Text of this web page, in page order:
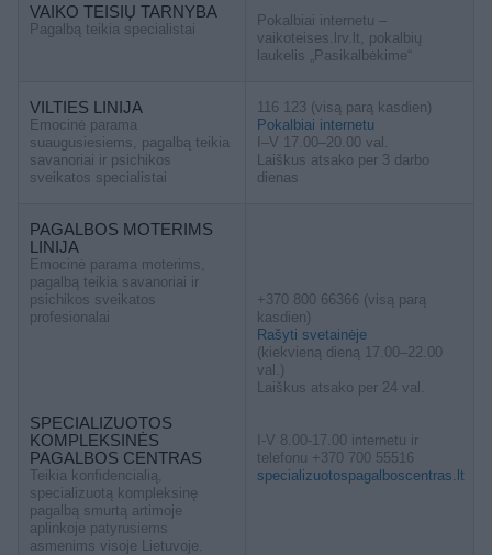
VAIKO TEISIŲ TARNYBA
Pagalbą teikia specialistai
Pokalbiai internetu –
vaikoteises.lrv.lt, pokalbių
laukelis „Pasikalbėkime“
VILTIES LINIJA
Emocinė parama
suaugusiesiems, pagalbą teikia
savanoriai ir psichikos
sveikatos specialistai
116 123 (visą parą kasdien)
Pokalbiai internetu
I–V 17.00–20.00 val.
Laiškus atsako per 3 darbo
dienas
PAGALBOS MOTERIMS
LINIJA
Emocinė parama moterims,
pagalbą teikia savanoriai ir
psichikos sveikatos
profesionalai
SPECIALIZUOTOS
KOMPLEKSINĖS
PAGALBOS CENTRAS
Teikia konfidencialią,
specializuotą kompleksinę
pagalbą smurtą artimoje
aplinkoje patyrusiems
asmenims visoje Lietuvoje.
+370 800 66366 (visą parą
kasdien)
Rašyti svetainėje
(kiekvieną dieną 17.00–22.00
val.)
Laiškus atsako per 24 val.
I-V 8.00-17.00 internetu ir
telefonu +370 700 55516
specializuotospagalboscentras.lt